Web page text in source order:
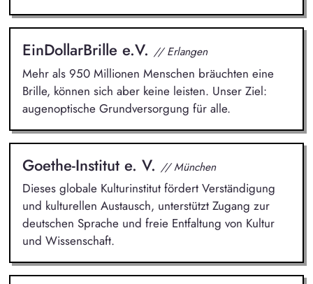
EinDollarBrille e.V. // Erlangen
Mehr als 950 Millionen Menschen bräuchten eine
Brille, können sich aber keine leisten. Unser Ziel:
augenoptische Grundversorgung für alle.
Goethe-Institut e. V. // München
Dieses globale Kulturinstitut fördert Verständigung
und kulturellen Austausch, unterstützt Zugang zur
deutschen Sprache und freie Entfaltung von Kultur
und Wissenschaft.